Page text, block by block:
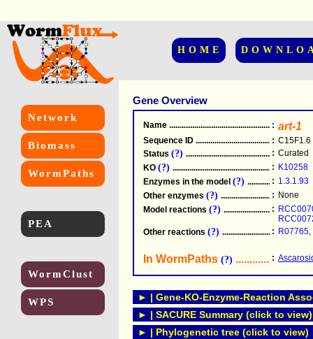
HOME
Network
Biomass
WormPaths
PEA
WormClust
WPS
Gene Overview
Name .....................................................
: art-1
Sequence ID .....................................................
: C15F1.6
Status (?) .....................................................
: Curated
KO (?) .....................................................
: K10258
Enzymes in the model (?) : 1.3.1.93
Other enzymes (?) : None
Model reactions (?) :
Other reactions (?) : R07765,
In WormPaths (?) :
► | Gene-KO-Enzyme-Reaction
► | SACURE Summary (click to view)
► | Phylogenetic tree (click to view)